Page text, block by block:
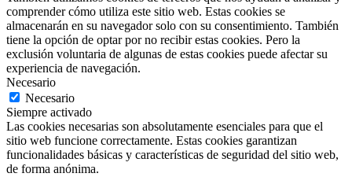
comprender cómo utiliza este sitio web. Estas cookies se
almacenarán en su navegador solo con su consentimiento. También
tiene la opción de optar por no recibir estas cookies. Pero la
exclusión voluntaria de algunas de estas cookies puede afectar su
experiencia de navegación.
Necesario
Necesario
Siempre activado
Las cookies necesarias son absolutamente esenciales para que el
sitio web funcione correctamente. Estas cookies garantizan
funcionalidades básicas y características de seguridad del sitio web,
de forma anónima.